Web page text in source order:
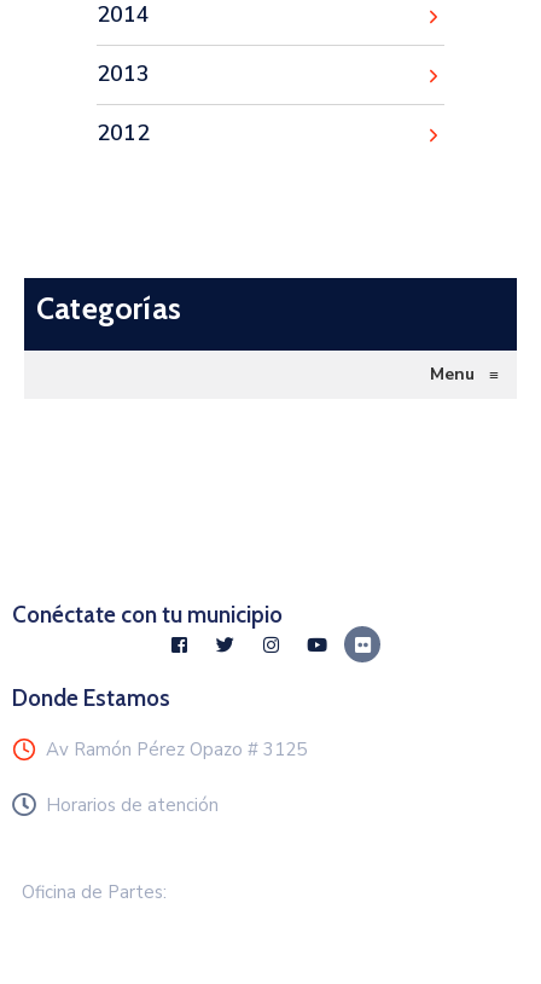
2014
2013
2012
Categorías
Menu ≡
Conéctate con tu municipio
Donde Estamos
Av Ramón Pérez Opazo # 3125
Horarios de atención
Oficina de Partes: